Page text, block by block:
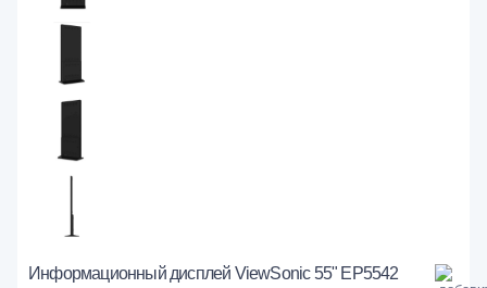
Информационный дисплей ViewSonic 55" EP5542